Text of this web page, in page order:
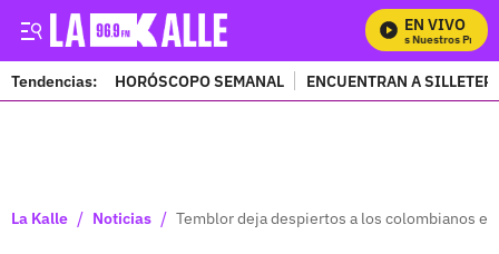
EN VIVO
Mira Todos Nuestros
Tendencias: HORÓSCOPO SEMANAL ENCUENTRAN A
La Kalle / Noticias / Temblor deja despiertos a los colombianos